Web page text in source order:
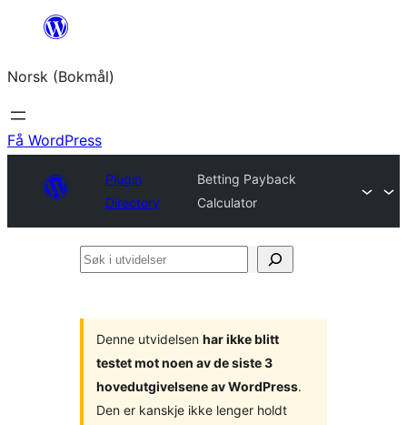
Hopp
innhold
Norsk (Bokmål)
Få WordPress
Plugin
Directory
Betting Payback
Calculator
Søk
Denne utvidelsen har ikke blitt
testet mot noen av de siste 3
hovedutgivelsene av WordPress.
Den er kanskje ikke lenger holdt